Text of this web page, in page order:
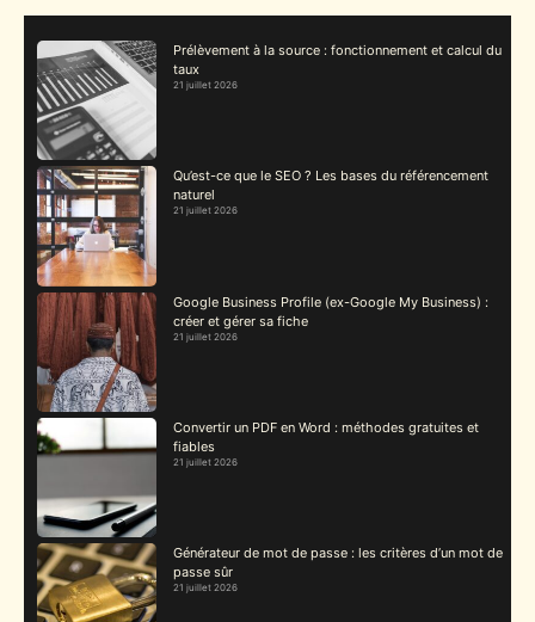
Prélèvement à la source : fonctionnement et calcul du
taux
21 juillet 2026
Qu’est-ce que le SEO ? Les bases du référencement
naturel
21 juillet 2026
Google Business Profile (ex-Google My Business) :
créer et gérer sa fiche
21 juillet 2026
Convertir un PDF en Word : méthodes gratuites et
fiables
21 juillet 2026
Générateur de mot de passe : les critères d’un mot de
passe sûr
21 juillet 2026